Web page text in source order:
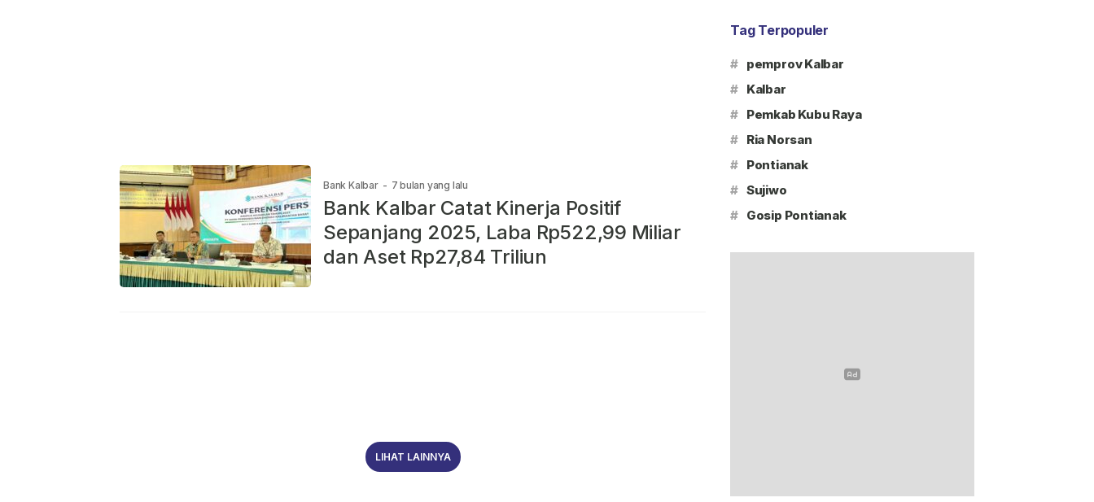
Bank Kalbar - 7 bulan yang lalu
Bank Kalbar Catat Kinerja Positif
Sepanjang 2025, Laba Rp522,99 Miliar
dan Aset Rp27,84 Triliun
LIHAT LAINNYA
Tag Terpopuler
# pemprov Kalbar
# Kalbar
# Pemkab Kubu Raya
# Ria Norsan
# Pontianak
# Sujiwo
# Gosip Pontianak